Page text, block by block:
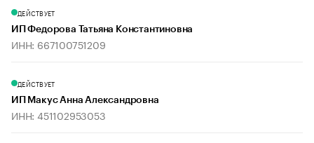
ДЕЙСТВУЕТ
ИП Федорова Татьяна Константиновна
ИНН: 667100751209
ДЕЙСТВУЕТ
ИП Макус Анна Александровна
ИНН: 451102953053